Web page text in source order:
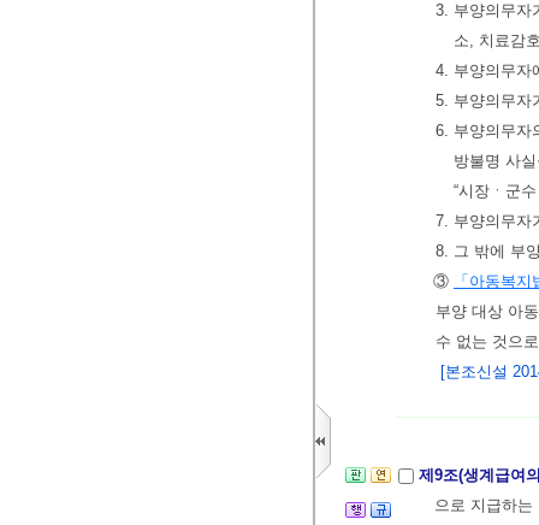
3. 부양의무자
소, 치료감
4. 부양의무자
5. 부양의무자
6. 부양의무자
방불명 사
“시장ㆍ군
7. 부양의무자
8. 그 밖에 부
③
「아동복지
부양 대상 아
수 없는 것으
[본조신설
제9조(생계급여
으로 지급하